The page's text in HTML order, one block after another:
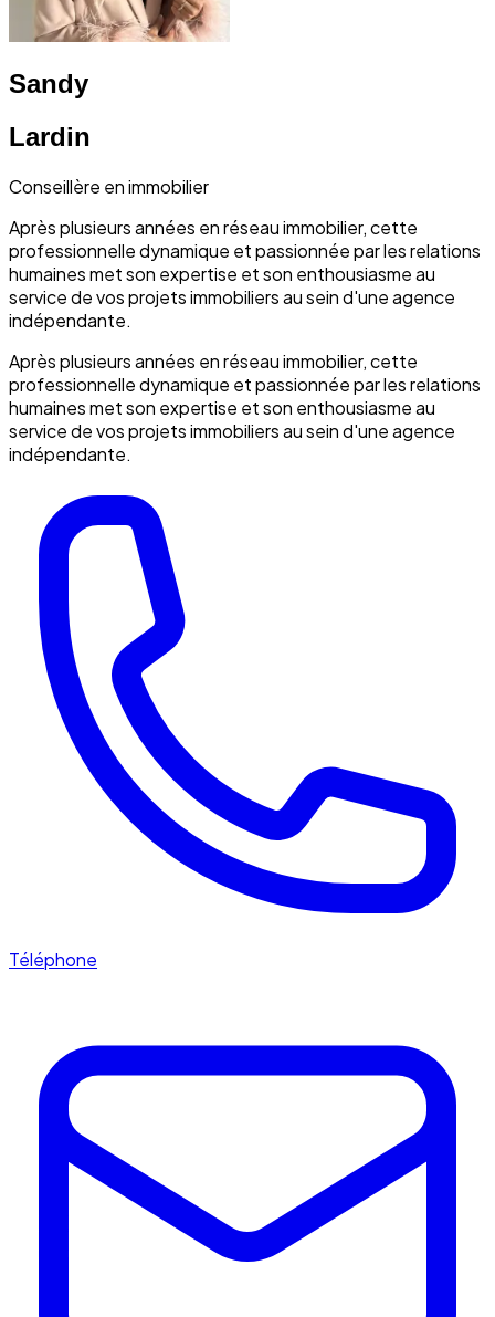
Sandy
Lardin
Conseillère en immobilier
Après plusieurs années en réseau immobilier, cette
professionnelle dynamique et passionnée par les relations
humaines met son expertise et son enthousiasme au
service de vos projets immobiliers au sein d'une agence
indépendante.
Après plusieurs années en réseau immobilier, cette
professionnelle dynamique et passionnée par les relations
humaines met son expertise et son enthousiasme au
service de vos projets immobiliers au sein d'une agence
indépendante.
Téléphone